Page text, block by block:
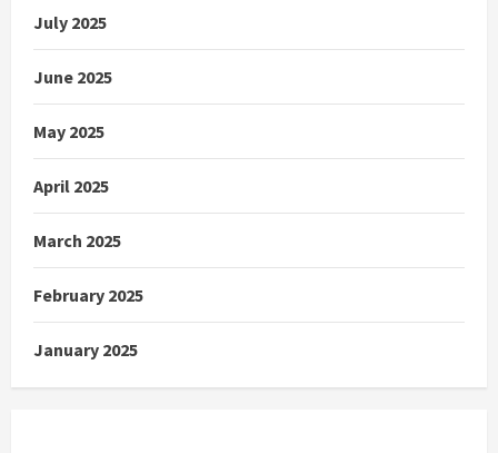
July 2025
June 2025
May 2025
April 2025
March 2025
February 2025
January 2025